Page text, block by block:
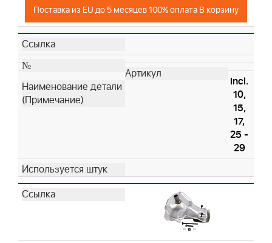
Поставка из EU до 5 месяцев 100% оплата В корзину
Incl.
10,
15,
17,
25 -
29